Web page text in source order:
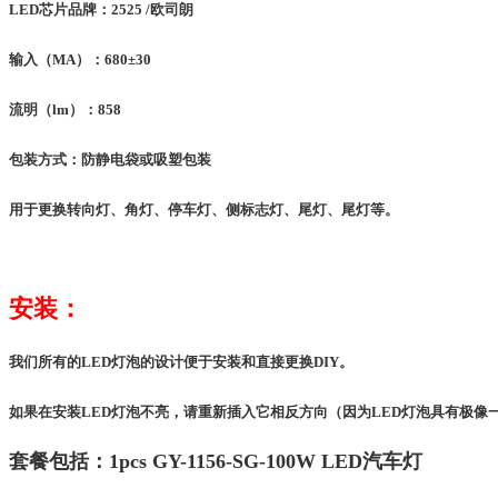
LED芯片品牌： 2525 /欧司朗
输入（MA）： 680±30
流明（lm）： 858
包装方式：防静电袋或吸塑包装
用于更换转向灯、角灯、停车灯、侧标志灯、尾灯、尾灯等。
安装：
我们所有的LED灯泡的设计便于安装和直接更换DIY。
如果在安装LED灯泡不亮，请重新插入它相反方向（因为LED灯泡具有极像
套餐包括： 1pcs GY-1156-SG-100W LED汽车灯